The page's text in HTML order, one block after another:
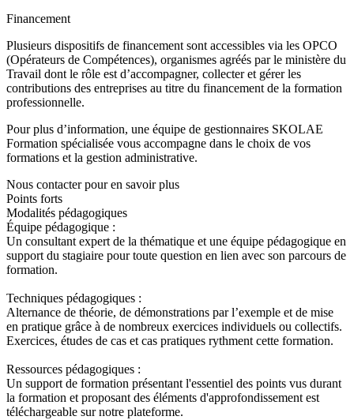
Financement
Plusieurs dispositifs de financement sont accessibles via les OPCO
(Opérateurs de Compétences), organismes agréés par le ministère du
Travail dont le rôle est d’accompagner, collecter et gérer les
contributions des entreprises au titre du financement de la formation
professionnelle.
Pour plus d’information, une équipe de gestionnaires SKOLAE
Formation spécialisée vous accompagne dans le choix de vos
formations et la gestion administrative.
Nous contacter pour en savoir plus
Points forts
Modalités pédagogiques
Équipe pédagogique :
Un consultant expert de la thématique et une équipe pédagogique en
support du stagiaire pour toute question en lien avec son parcours de
formation.
Techniques pédagogiques :
Alternance de théorie, de démonstrations par l’exemple et de mise
en pratique grâce à de nombreux exercices individuels ou collectifs.
Exercices, études de cas et cas pratiques rythment cette formation.
Ressources pédagogiques :
Un support de formation présentant l'essentiel des points vus durant
la formation et proposant des éléments d'approfondissement est
téléchargeable sur notre plateforme.